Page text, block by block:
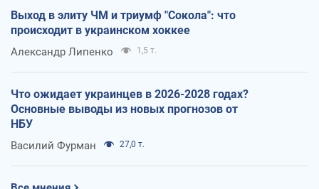
Выход в элиту ЧМ и триумф "Сокола": что
происходит в украинском хоккее
Александр Липенко 1,5 т.
Что ожидает украинцев в 2026-2028 годах?
Основные выводы из новых прогнозов от
НБУ
Василий Фурман 27,0 т.